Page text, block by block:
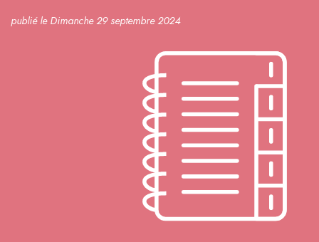
publié le Dimanche 29 septembre 2024